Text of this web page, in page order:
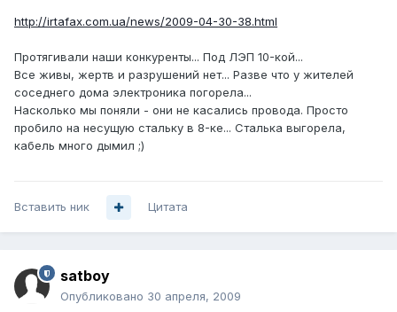
http://irtafax.com.ua/news/2009-04-30-38.html
Протягивали наши конкуренты... Под ЛЭП 10-кой...
Все живы, жертв и разрушений нет... Разве что у жителей
соседнего дома электроника погорела...
Насколько мы поняли - они не касались провода. Просто
пробило на несущую стальку в 8-ке... Сталька выгорела,
кабель много дымил ;)
Вставить ник Цитата
satboy
Опубликовано 30 апреля, 2009